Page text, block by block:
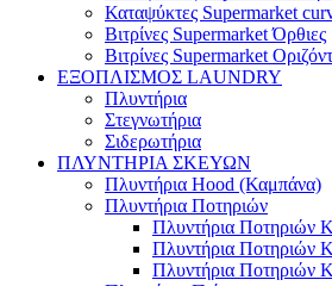
Καταψύκτες Supermarket
Βιτρίνες Supermarket Όρθιες
Βιτρίνες Supermarket
ΕΞΟΠΛΙΣΜΟΣ LAUNDRY
Πλυντήρια
Στεγνωτήρια
Σιδερωτήρια
ΠΛΥΝΤΗΡΙΑ ΣΚΕΥΩΝ
Πλυντήρια Hood (Καμπάνα)
Πλυντήρια Ποτηριών
Πλυντήρια Ποτηριών
Πλυντήρια Ποτηριών
Πλυντήρια Ποτηριών